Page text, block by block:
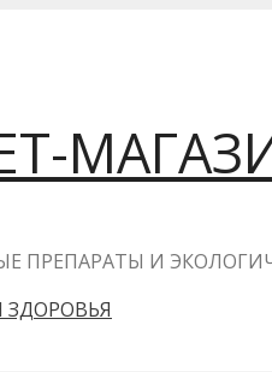
ПРЕПАРАТЫ И